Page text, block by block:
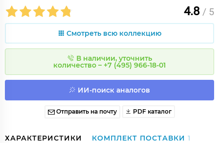
4.8 / 5
Смотреть всю коллекцию
В наличии, уточнить
количество – +7 (495) 966-18-01
ИИ-поиск аналогов
Отправить на почту PDF каталог
ХАРАКТЕРИСТИКИ КОМПЛЕКТ ПОСТАВКИ 1